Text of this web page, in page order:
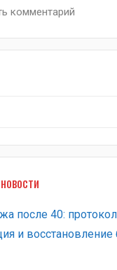
комментарий
после 40: протокол
и восстановление